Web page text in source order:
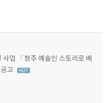
업 「청주 예술인 스토리로 배
고